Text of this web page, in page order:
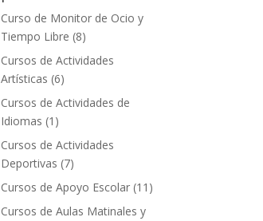
Curso de Monitor de Ocio y
Tiempo Libre (8)
Cursos de Actividades
Artísticas (6)
Cursos de Actividades de
Idiomas (1)
Cursos de Actividades
Deportivas (7)
Cursos de Apoyo Escolar (11)
Cursos de Aulas Matinales y